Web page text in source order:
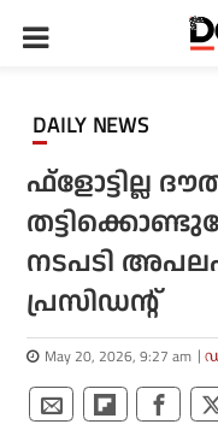
DAILY NEWS
ഫ്‌ളോട്ടില്ല
നടപടി
പ്രസിഡന്റ്
May 20, 2026, 9:27 am